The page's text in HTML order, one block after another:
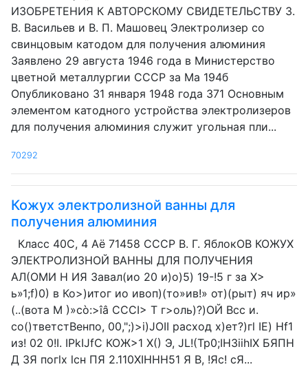
ИЗОБРЕТЕНИЯ К АВТОРСКОМУ СВИДЕТЕЛЬСТВУ 3.
В. Васильев и В. П. Машовец Электролизер со
свинцовым катодом для получения алюминия
Заявлено 29 августа 1946 года в Министерство
цветной металлургии СССР за Ма 194б
Опубликовано 31 января 1948 года 371 Основным
элементом катодного устройства электролизеров
для получения алюминия служит угольная пли...
70292
Кожух электролизной ванны для
получения алюминия
Класс 40С, 4 Aë 71458 СССР В. Г. ЯблокОВ КОЖУХ
ЭЛЕКТРОЛИЗНОЙ ВАННЫ ДЛЯ ПОЛУЧЕНИЯ
АЛ(ОМИ Н ИЯ Завал(ио 20 и)о)5) 19-!5 г за Х>
ь»1;f)0) в Ко>)итог ио ивоп)(то»ив!» от)(рыт) яч ир»
(..(вота М )»cò:>îâ CCCI> Т г>оль)?)ОЙ Всс и.
со()тветстВенпо, 00,";)>i)JOII расход х)ет?)гl IE) Hf1
из! 02 0!I. IPkIJfC КОЖ>1 X() Э, JL!(Tp0;IH3iihIX БЯПН
Д ЗЯ погlх lсн ПЯ 2.110XIHHH51 Я В, !Яс! сЯ...